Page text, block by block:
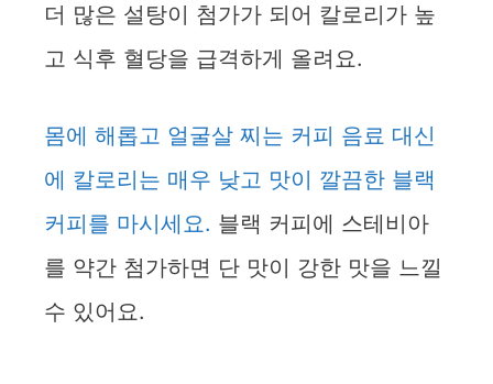
더 많은 설탕이 첨가가 되어 칼로리가 높
고 식후 혈당을 급격하게 올려요.
몸에 해롭고 얼굴살 찌는 커피 음료 대신
에 칼로리는 매우 낮고 맛이 깔끔한 블랙
커피를 마시세요. 블랙 커피에 스테비아
를 약간 첨가하면 단 맛이 강한 맛을 느낄
수 있어요.